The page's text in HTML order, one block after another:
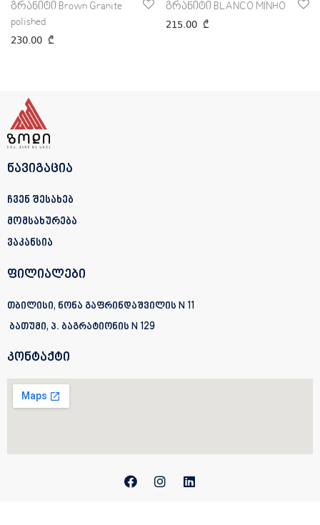
გრანიტი Brown Granite
polished
230.00 ₾
გრანიტი BLANCO MINHO
215.00 ₾
ნავიგაცია
ჩვენ შესახებ
მომსახურება
ვაკანსია
ფილიალები
თბილისი, ნონა გაფრინდაშვილის N 11
ბათუმი, პ. ბაგრატიონის N 129
კონტაქტი